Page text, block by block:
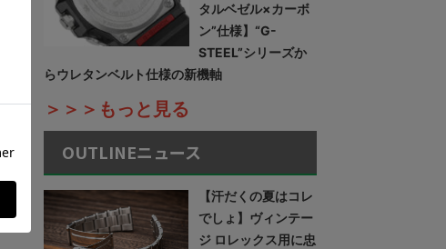
タルベゼル×カーボ
ン”仕様】“G-
STEEL”シリーズか
らウレタンベルト仕様の新機軸
＞＞＞もっと見る
OUTLINEニュース
【汗だくの夏はコレ
でしょ】ヴィンテー
ジ ロレックス用に忠